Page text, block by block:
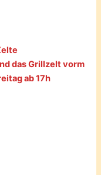
das Grillzelt vorm
ab 17h